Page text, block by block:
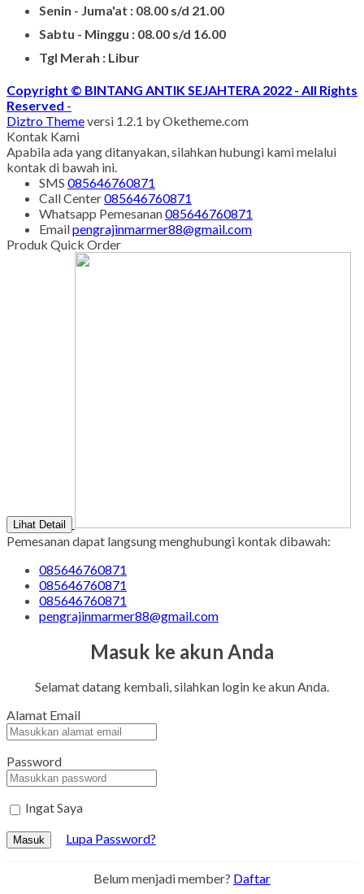
Kijing Makam Marmer Termurah
Harg Nisan Marmer Kotak
Makam Kristen Modern
SUPPORT
Silahkan Hubungi Customer Service Kami Di Jam
Kerja Dan Layanan Kami
Senin - Juma'at : 08.00 s/d 21.00
Sabtu - Minggu : 08.00 s/d 16.00
Tgl Merah : Libur
Facebook
TumblrGmail
Lihat Detail
Pemesanan dapat langsung menghubungi kontak dibawah:
085646760871
085646760871
pengrajinmarmer88@gmail.com
Masuk ke akun Anda
Selamat datang kembali, silahkan login ke akun Anda.